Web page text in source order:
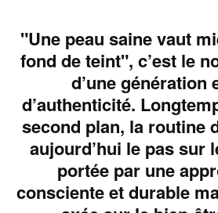
"Une peau saine vaut
fond de teint", c’est le
d’une génération
d’authenticité.
second plan, la routine
aujourd’hui le pas sur
portée par une
consciente et durable